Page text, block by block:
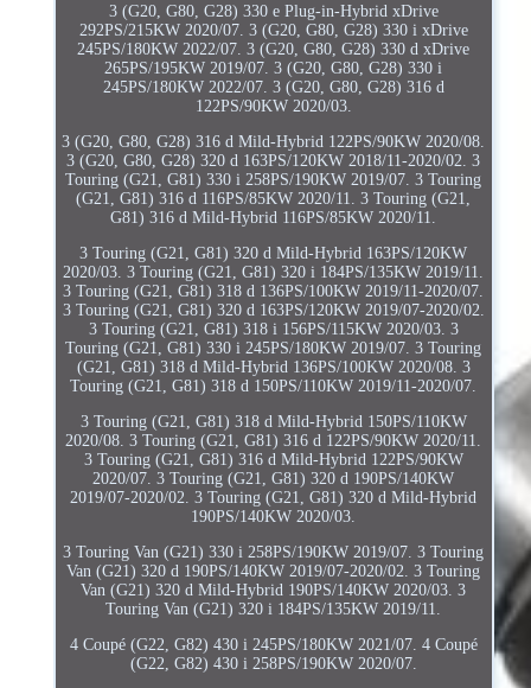
3 (G20, G80, G28) 330 e Plug-in-Hybrid xDrive
292PS/215KW 2020/07. 3 (G20, G80, G28) 330 i xDrive
245PS/180KW 2022/07. 3 (G20, G80, G28) 330 d xDrive
265PS/195KW 2019/07. 3 (G20, G80, G28) 330 i
245PS/180KW 2022/07. 3 (G20, G80, G28) 316 d
122PS/90KW 2020/03.
3 (G20, G80, G28) 316 d Mild-Hybrid 122PS/90KW 2020/08.
3 (G20, G80, G28) 320 d 163PS/120KW 2018/11-2020/02. 3
Touring (G21, G81) 330 i 258PS/190KW 2019/07. 3 Touring
(G21, G81) 316 d 116PS/85KW 2020/11. 3 Touring (G21,
G81) 316 d Mild-Hybrid 116PS/85KW 2020/11.
3 Touring (G21, G81) 320 d Mild-Hybrid 163PS/120KW
2020/03. 3 Touring (G21, G81) 320 i 184PS/135KW 2019/11.
3 Touring (G21, G81) 318 d 136PS/100KW 2019/11-2020/07.
3 Touring (G21, G81) 320 d 163PS/120KW 2019/07-2020/02.
3 Touring (G21, G81) 318 i 156PS/115KW 2020/03. 3
Touring (G21, G81) 330 i 245PS/180KW 2019/07. 3 Touring
(G21, G81) 318 d Mild-Hybrid 136PS/100KW 2020/08. 3
Touring (G21, G81) 318 d 150PS/110KW 2019/11-2020/07.
3 Touring (G21, G81) 318 d Mild-Hybrid 150PS/110KW
2020/08. 3 Touring (G21, G81) 316 d 122PS/90KW 2020/11.
3 Touring (G21, G81) 316 d Mild-Hybrid 122PS/90KW
2020/07. 3 Touring (G21, G81) 320 d 190PS/140KW
2019/07-2020/02. 3 Touring (G21, G81) 320 d Mild-Hybrid
190PS/140KW 2020/03.
3 Touring Van (G21) 330 i 258PS/190KW 2019/07. 3 Touring
Van (G21) 320 d 190PS/140KW 2019/07-2020/02. 3 Touring
Van (G21) 320 d Mild-Hybrid 190PS/140KW 2020/03. 3
Touring Van (G21) 320 i 184PS/135KW 2019/11.
4 Coupé (G22, G82) 430 i 245PS/180KW 2021/07. 4 Coupé
(G22, G82) 430 i 258PS/190KW 2020/07.